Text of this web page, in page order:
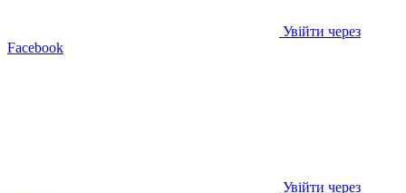
Увійти через
Facebook
Увійти через